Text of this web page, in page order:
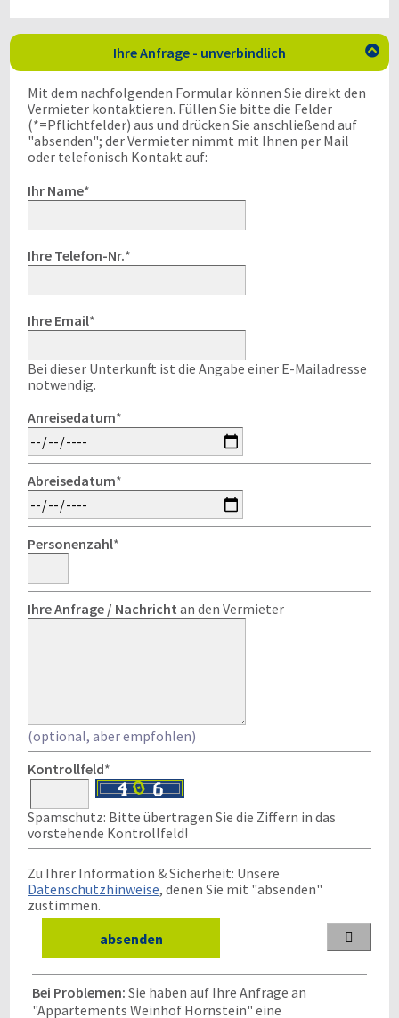
Ihre Anfrage - unverbindlich 
Mit dem nachfolgenden Formular können Sie direkt den
Vermieter kontaktieren. Füllen Sie bitte die Felder
(*=Pflichtfelder) aus und drücken Sie anschließend auf
"absenden"; der Vermieter nimmt mit Ihnen per Mail
oder telefonisch Kontakt auf:
Ihr Name*
Ihre Telefon-Nr.*
Ihre Email*
Bei dieser Unterkunft ist die Angabe einer E-Mailadresse
notwendig.
Anreisedatum*
Abreisedatum*
Personenzahl*
Ihre Anfrage / Nachricht an den Vermieter
(optional, aber empfohlen)
Kontrollfeld*
Spamschutz: Bitte übertragen Sie die Ziffern in das
vorstehende Kontrollfeld!
Zu Ihrer Information & Sicherheit: Unsere
Datenschutzhinweise, denen Sie mit "absenden"
zustimmen.

Bei Problemen: Sie haben auf Ihre Anfrage an
"Appartements Weinhof Hornstein" eine